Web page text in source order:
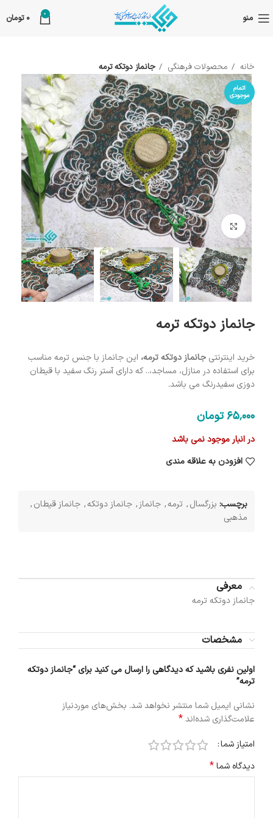
منو 0
0 تومان
خانه محصولات فرهنگی جانماز دوتکه ترمه
اتمام
موجودی
بزرگنمایی تصویر
جانماز دوتکه ترمه
خرید اینترنتی جانماز دوتکه ترمه، این جانماز با جنس ترمه مناسب
برای استفاده در منازل، مساجد،.. که دارای آستر رنگ سفید با قیطان
دوزی سفیدرنگ می باشد.
65٬000تومان
در انبار موجود نمی باشد
افزودن به علاقه مندی
برچسب: بزرگسال, ترمه, جانماز, جانماز دوتکه, جانماز قیطان,
مذهبی
معرفی
جانماز دوتکه ترمه
مشخصات
اولین نفری باشید که دیدگاهی را ارسال می کنید برای “جانماز دوتکه
ترمه”
نشانی ایمیل شما منتشر نخواهد شد. بخش‌های موردنیاز
علامت‌گذاری شده‌اند*
امتیاز شما
دیدگاه شما*